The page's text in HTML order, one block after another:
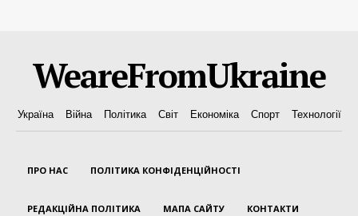
WeareFromUkraine
Україна Війна Політика Світ Економіка Спорт Технології
ПРО НАС ПОЛІТИКА КОНФІДЕНЦІЙНОСТІ
РЕДАКЦІЙНА ПОЛІТИКА МАПА САЙТУ КОНТАКТИ